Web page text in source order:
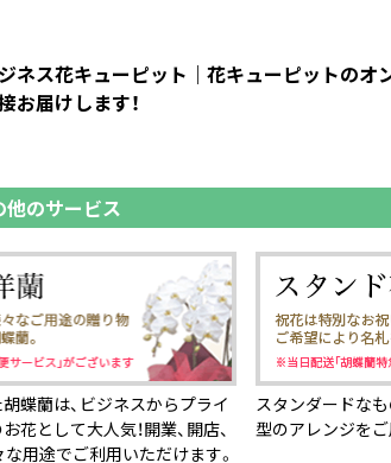
ネス花キューピット｜花キューピットのオ
お届けします！
他のサービス
蝶蘭は、ビジネスからプライ
花として大人気！開業、開店、
な用途でご利用いただけます。
スタンダードな
型のアレンジをご